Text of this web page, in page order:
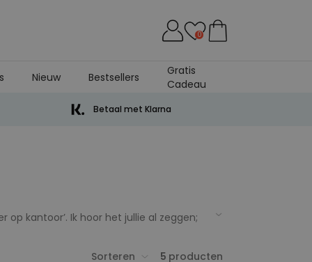
0
Nieuw Bestsellers
Gratis
Cadeau
Betaal met Klarna
kantoor’. Ik hoor het jullie al zeggen;
dat geen win-win situatie is, YES!
Sorteren 5 producten